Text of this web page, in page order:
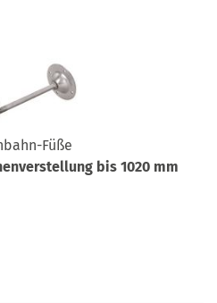
Füße
bis 1020 mm